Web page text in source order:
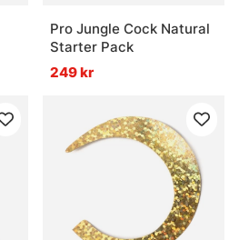
Pro Jungle Cock Natural
Starter Pack
249 kr